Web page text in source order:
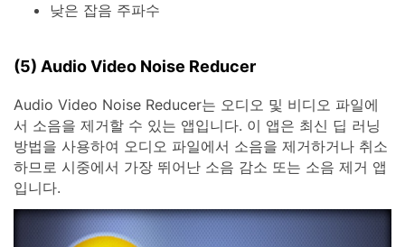
낮은 잡음 주파수
(5) Audio Video Noise Reducer
Audio Video Noise Reducer는 오디오 및 비디오 파일에
서 소음을 제거할 수 있는 앱입니다. 이 앱은 최신 딥 러닝
방법을 사용하여 오디오 파일에서 소음을 제거하거나 취소
하므로 시중에서 가장 뛰어난 소음 감소 또는 소음 제거 앱
입니다.